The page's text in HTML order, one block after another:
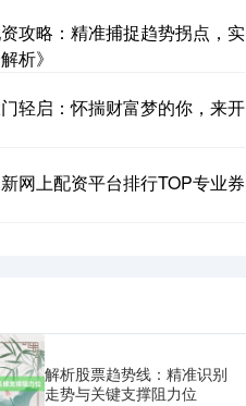
4694.44 +43.13 +0.93%
资攻略：精准捕捉趋势拐点，实
析》
门轻启：怀揣财富梦的你，来开
新网上配资平台排行TOP专业券
解析股票趋势线：精准识别
走势与关键支撑阻力位